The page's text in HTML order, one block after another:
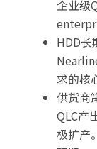
企业级
HDD长
求的核
供货商
QLC产
极扩产。